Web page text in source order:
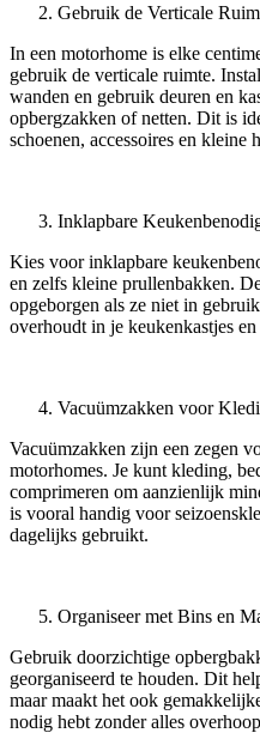
Gebruik de Verticale
In een motorhome is elke
gebruik de verticale ruimte.
wanden en gebruik deuren en
opbergzakken of netten. Dit is
schoenen, accessoires en kleine
Inklapbare
Kies voor inklapbare
en zelfs kleine prullenbakken.
opgeborgen als ze niet in
overhoudt in je keukenkastjes en
Vacuümzakken voor
Vacuümzakken zijn een zegen
motorhomes. Je kunt kleding,
comprimeren om aanzienlijk
is vooral handig voor
dagelijks gebruikt.
Organiseer met Bins en
Gebruik doorzichtige
georganiseerd te houden. Dit
maar maakt het ook
nodig hebt zonder alles